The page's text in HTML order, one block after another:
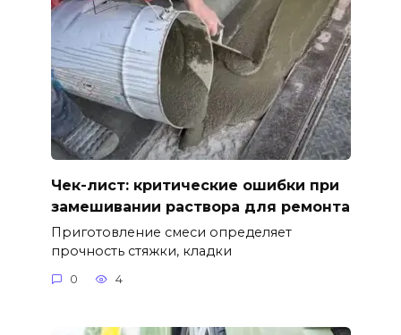
Чек-лист: критические ошибки при
замешивании раствора для ремонта
Приготовление смеси определяет
прочность стяжки, кладки
0 4